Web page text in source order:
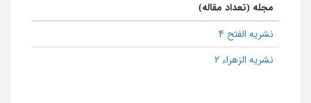
مجله (تعداد مقاله)
نشریه الفتح 4
نشریه الزهراء 2